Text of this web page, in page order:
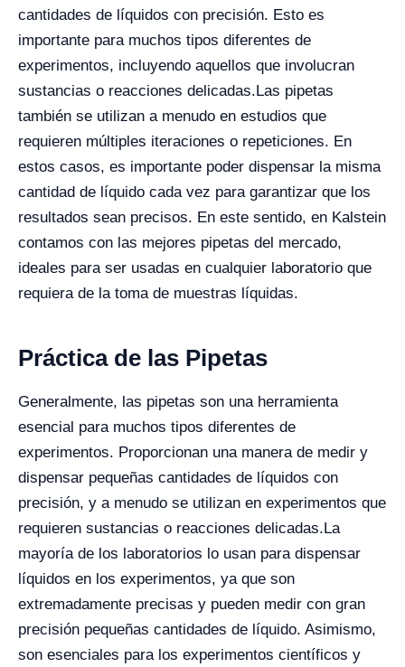
cantidades de líquidos con precisión. Esto es
importante para muchos tipos diferentes de
experimentos, incluyendo aquellos que involucran
sustancias o reacciones delicadas. Las pipetas
también se utilizan a menudo en estudios que
requieren múltiples iteraciones o repeticiones. En
estos casos, es importante poder dispensar la misma
cantidad de líquido cada vez para garantizar que los
resultados sean precisos. En este sentido, en Kalstein
contamos con las mejores pipetas del mercado,
ideales para ser usadas en cualquier laboratorio que
requiera de la toma de muestras líquidas.
Práctica de las Pipetas
Generalmente, las pipetas son una herramienta
esencial para muchos tipos diferentes de
experimentos. Proporcionan una manera de medir y
dispensar pequeñas cantidades de líquidos con
precisión, y a menudo se utilizan en experimentos que
requieren sustancias o reacciones delicadas. La
mayoría de los laboratorios lo usan para dispensar
líquidos en los experimentos, ya que son
extremadamente precisas y pueden medir con gran
precisión pequeñas cantidades de líquido. Asimismo,
son esenciales para los experimentos científicos y